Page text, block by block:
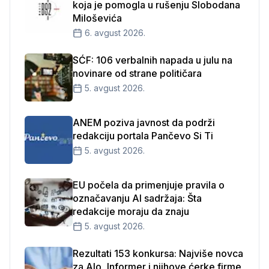
koja je pomogla u rušenju Slobodana
Miloševića
6. avgust 2026.
SĆF: 106 verbalnih napada u julu na
novinare od strane političara
5. avgust 2026.
ANEM poziva javnost da podrži
redakciju portala Pančevo Si Ti
5. avgust 2026.
EU počela da primenjuje pravila o
označavanju AI sadržaja: Šta
redakcije moraju da znaju
5. avgust 2026.
Rezultati 153 konkursa: Najviše novca
za Alo, Informer i njihove ćerke firme,